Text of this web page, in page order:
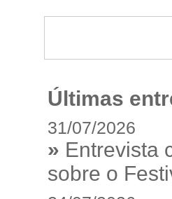
Últimas
31/07/2026
» Entrevista
sobre o